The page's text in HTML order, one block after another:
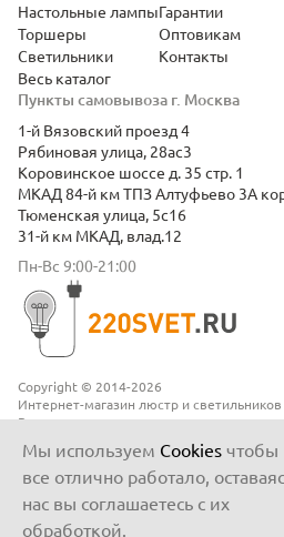
Copyright © 2014-2026
Интернет-магазин люстр и
Все права защищены
Пункты самовывоза г. Москва
1-й Вязовский проезд 4
Рябиновая улица, 28ас3
Коровинское шоссе д. 35 стр. 1
МКАД 84-й км ТПЗ Алтуфьево 3А
Тюменская улица, 5с16
31-й км МКАД, влад.12
Пн-Вс 9:00-21:00
Настольные лампы
Торшеры
Светильники
Весь каталог
Гарантии
Оптовикам
Контакты
Мы используем Cookies чтобы
все отлично работало,
нас вы соглашаетесь с их
обработкой.